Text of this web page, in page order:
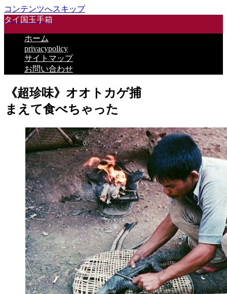
コンテンツへスキップ
タイ国玉手箱
ホーム
privacypolicy
サイトマップ
お問い合わせ
《超珍味》オオトカゲ捕
まえて食べちゃった